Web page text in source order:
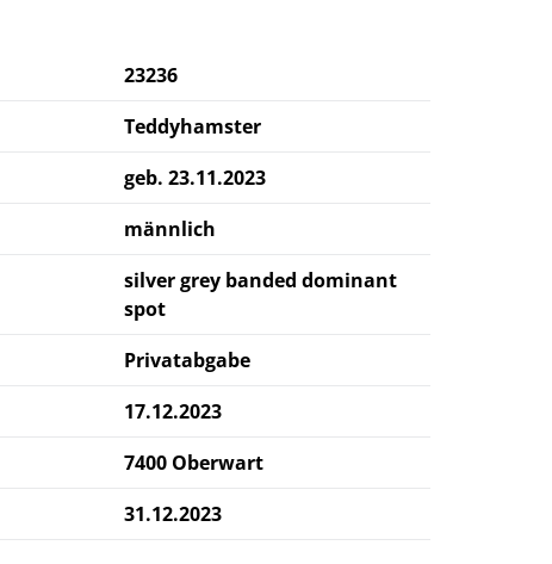
23236
Teddyhamster
geb. 23.11.2023
männlich
silver grey banded dominant
spot
Privatabgabe
17.12.2023
7400 Oberwart
31.12.2023